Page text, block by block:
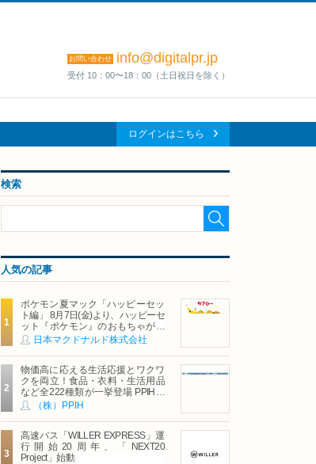
お問い合わせ info@digitalpr.jp
受付 10：00〜18：00（土日祝日を除く）
ログインはこちら
検索
人気の記事
ポケモン夏マック「ハッピーセッ
ト編」 8月7日(金)より、ハッピーセ
ット『ポケモン』のおもちゃが期
間限定登場
日本マクドナルド株式会社
物価高に応える生活応援とワクワ
クを両立！食品・衣料・生活用品
など全222種類が一挙登場 PPIHグ
ループ「夏福袋」＆セール 8月6日
(木)より順次スタート
（株）PPIH
高速バス「WILLER EXPRESS」運
行開始20周年、「NEXT20
Project」始動